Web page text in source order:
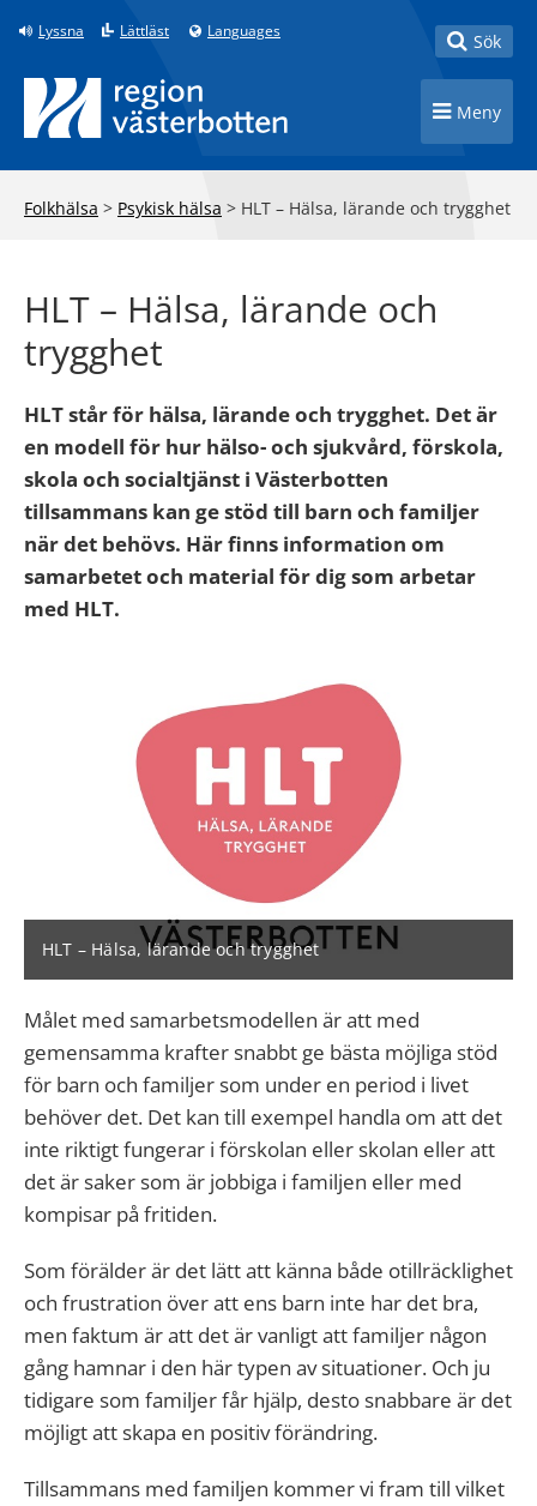
Till innehåll på sidan
Lyssna Lättläst Languages Toggle
Sök
Toggle
Meny
Folkhälsa > Psykisk hälsa > HLT – Hälsa, lärande och trygghet
HLT – Hälsa, lärande och
trygghet
HLT står för hälsa, lärande och trygghet. Det är
en modell för hur hälso- och sjukvård, förskola,
skola och socialtjänst i Västerbotten
tillsammans kan ge stöd till barn och familjer
när det behövs. Här finns information om
samarbetet och material för dig som arbetar
med HLT.
HLT – Hälsa, lärande och trygghet
Målet med samarbetsmodellen är att med
gemensamma krafter snabbt ge bästa möjliga stöd
för barn och familjer som under en period i livet
behöver det. Det kan till exempel handla om att det
inte riktigt fungerar i förskolan eller skolan eller att
det är saker som är jobbiga i familjen eller med
kompisar på fritiden.
Som förälder är det lätt att känna både otillräcklighet
och frustration över att ens barn inte har det bra,
men faktum är att det är vanligt att familjer någon
gång hamnar i den här typen av situationer. Och ju
tidigare som familjer får hjälp, desto snabbare är det
möjligt att skapa en positiv förändring.
Tillsammans med familjen kommer vi fram till vilket